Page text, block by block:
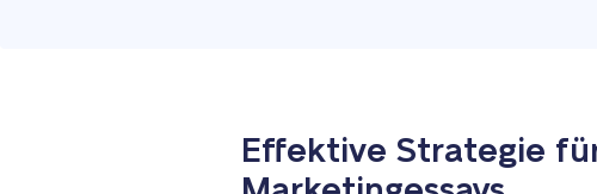
Effektive Strategie